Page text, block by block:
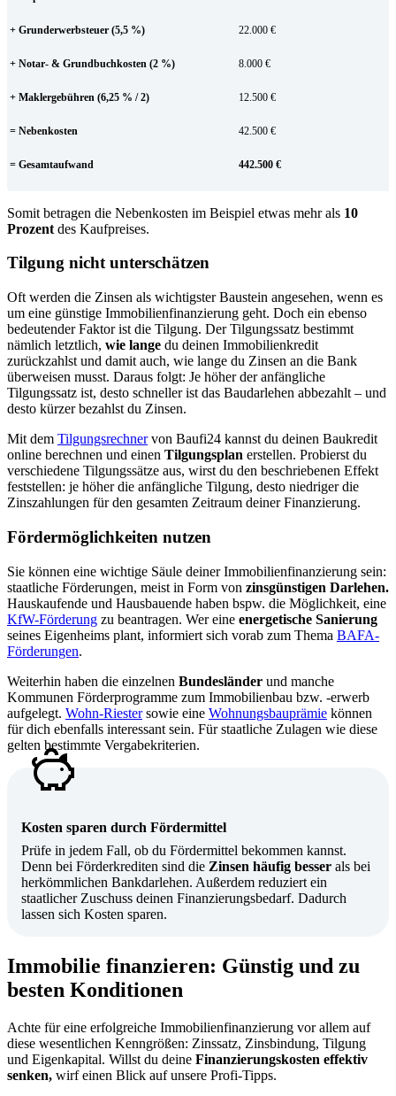
+ Grunderwerbsteuer (5,5 %) 22.000 €
+ Notar- & Grundbuchkosten (2 %) 8.000 €
+ Maklergebühren (6,25 % / 2) 12.500 €
= Nebenkosten 42.500 €
= Gesamtaufwand 442.500 €
Somit betragen die Nebenkosten im Beispiel etwas mehr als 10
Prozent des Kaufpreises.
Tilgung nicht unterschätzen
Oft werden die Zinsen als wichtigster Baustein angesehen, wenn es
um eine günstige Immobilienfinanzierung geht. Doch ein ebenso
bedeutender Faktor ist die Tilgung. Der Tilgungssatz bestimmt
nämlich letztlich, wie lange du deinen Immobilienkredit
zurückzahlst und damit auch, wie lange du Zinsen an die Bank
überweisen musst. Daraus folgt: Je höher der anfängliche
Tilgungssatz ist, desto schneller ist das Baudarlehen abbezahlt – und
desto kürzer bezahlst du Zinsen.
Mit dem Tilgungsrechnervon Baufi24 kannst du deinen Baukredit
online berechnen und einen Tilgungsplan erstellen. Probierst du
verschiedene Tilgungssätze aus, wirst du den beschriebenen Effekt
feststellen: je höher die anfängliche Tilgung, desto niedriger die
Zinszahlungen für den gesamten Zeitraum deiner Finanzierung.
Fördermöglichkeiten nutzen
Sie können eine wichtige Säule deiner Immobilienfinanzierung sein:
staatliche Förderungen, meist in Form von zinsgünstigen Darlehen.
Hauskaufende und Hausbauende haben bspw. die Möglichkeit, eine
KfW-Förderung zu beantragen. Wer eine energetische Sanierung
seines Eigenheims plant, informiert sich vorab zum Thema BAFA-
Förderungen.
Weiterhin haben die einzelnen Bundesländer und manche
Kommunen Förderprogramme zum Immobilienbau bzw. -erwerb
aufgelegt. Wohn-Riestersowie eine Wohnungsbauprämie können
für dich ebenfalls interessant sein. Für staatliche Zulagen wie diese
gelten bestimmte Vergabekriterien.
Kosten sparen durch Fördermittel
Prüfe in jedem Fall, ob du Fördermittel bekommen kannst.
Denn bei Förderkrediten sind die Zinsen häufig besser als bei
herkömmlichen Bankdarlehen. Außerdem reduziert ein
staatlicher Zuschuss deinen Finanzierungsbedarf. Dadurch
lassen sich Kosten sparen.
Immobilie finanzieren: Günstig und zu
besten Konditionen
Achte für eine erfolgreiche Immobilienfinanzierung vor allem auf
diese wesentlichen Kenngrößen: Zinssatz, Zinsbindung, Tilgung
und Eigenkapital. Willst du deine Finanzierungskosten effektiv
senken, wirf einen Blick auf unsere Profi-Tipps.